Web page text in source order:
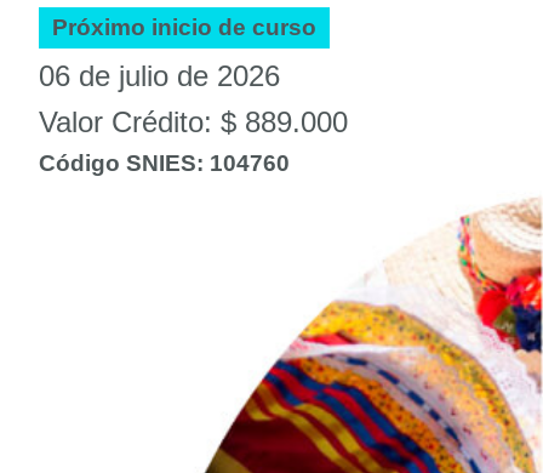
Próximo inicio de curso
06 de julio de 2026
Valor Crédito: $ 889.000
Código SNIES: 104760